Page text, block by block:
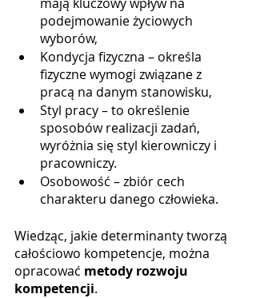
podejmowanie życiowych
wyborów,
Kondycja fizyczna – określa
fizyczne wymogi związane z
pracą na danym stanowisku,
Styl pracy – to określenie
sposobów realizacji zadań,
wyróżnia się styl kierowniczy i
pracowniczy.
Osobowość – zbiór cech
charakteru danego człowieka.
Wiedząc, jakie determinanty tworzą
całościowo kompetencje, można
opracować metody rozwoju
kompetencji.